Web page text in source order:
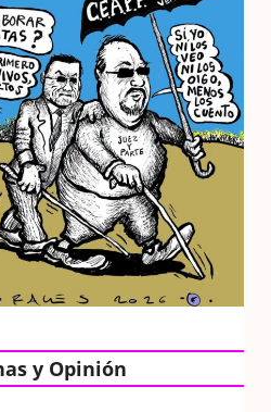
y Opinión